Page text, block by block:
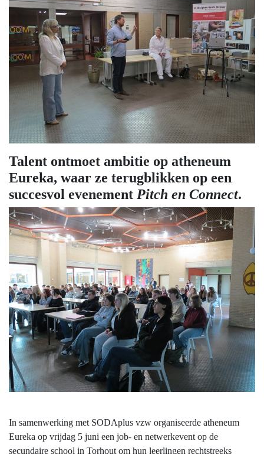
Talent ontmoet ambitie op atheneum
Eureka, waar ze terugblikken op een
succesvol evenement Pitch en Connect.
In samenwerking met SODAplus vzw organiseerde atheneum
Eureka op vrijdag 5 juni een job- en netwerkevent op de
secundaire school in Torhout om hun leerlingen rechtstreeks